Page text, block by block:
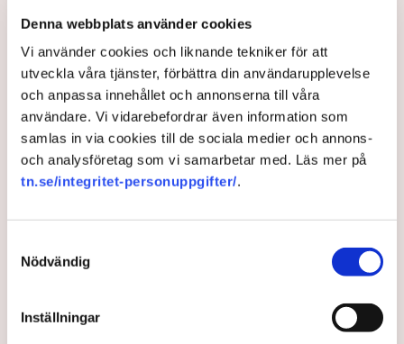
Denna webbplats använder cookies
Vi använder cookies och liknande tekniker för att
utveckla våra tjänster, förbättra din användarupplevelse
och anpassa innehållet och annonserna till våra
användare. Vi vidarebefordrar även information som
samlas in via cookies till de sociala medier och annons-
och analysföretag som vi samarbetar med. Läs mer på
tn.se/integritet-personuppgifter/.
Nödvändig
Inställningar
regionchef i Östergötland.
Upprörda företagare
I korthet innebär förändringen att en del av det som
kallas allmän platsmark ändras till att bli så kallad
kvartersmark. Allmän platsmark är till för allmänheten
och kan bara upplåtas för annan verksamhet, till
exempel en uteservering, under begränsad tid och får
– Det har funnits konstruktioner runt uteserveringarna
offentlig mark. Därför görs förändringarna, säger Maria
Egebäck, enhetschef på driftstöd och service i